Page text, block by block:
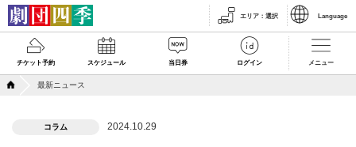
エリア ： 選択 Language
チケット予約 スケジュール 当日券 ログイン メニュー
最新ニュース
コラム 2024.10.29